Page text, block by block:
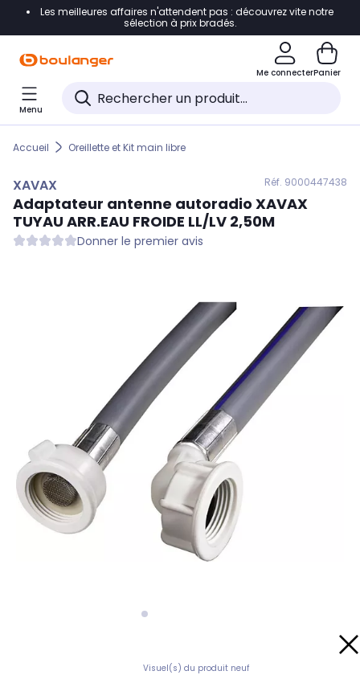
Accéder directement à la navigation
Accéder directement au pied de page
Accéder directement au chatbot
Les meilleures affaires n'attendent pas : découvrez vite notre
sélection à prix bradés.
Me connecterPanier
Menu
Accueil Oreillette et Kit main libre
XAVAX Réf. 9000447438
Adaptateur antenne autoradio XAVAX
TUYAU ARR.EAU FROIDE LL/LV 2,50M
Donner le premier avis
Visuel(s) du produit neuf